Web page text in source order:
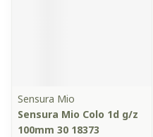
Sensura Mio
Sensura Mio Colo 1d g/z
100mm 30 18373